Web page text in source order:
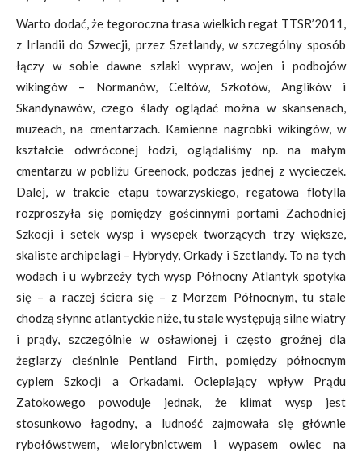
Warto dodać, że tegoroczna trasa wielkich regat TTSR’2011,
z Irlandii do Szwecji, przez Szetlandy, w szczególny sposób
łączy w sobie dawne szlaki wypraw, wojen i podbojów
wikingów – Normanów, Celtów, Szkotów, Anglików i
Skandynawów, czego ślady oglądać można w skansenach,
muzeach, na cmentarzach. Kamienne nagrobki wikingów, w
kształcie odwróconej łodzi, oglądaliśmy np. na małym
cmentarzu w pobliżu Greenock, podczas jednej z wycieczek.
Dalej, w trakcie etapu towarzyskiego, regatowa flotylla
rozproszyła się pomiędzy gościnnymi portami Zachodniej
Szkocji i setek wysp i wysepek tworzących trzy większe,
skaliste archipelagi – Hybrydy, Orkady i Szetlandy. To na tych
wodach i u wybrzeży tych wysp Północny Atlantyk spotyka
się – a raczej ściera się – z Morzem Północnym, tu stale
chodzą słynne atlantyckie niże, tu stale występują silne wiatry
i prądy, szczególnie w osławionej i często groźnej dla
żeglarzy cieśninie Pentland Firth, pomiędzy północnym
cyplem Szkocji a Orkadami. Ocieplający wpływ Prądu
Zatokowego powoduje jednak, że klimat wysp jest
stosunkowo łagodny, a ludność zajmowała się głównie
rybołówstwem, wielorybnictwem i wypasem owiec na